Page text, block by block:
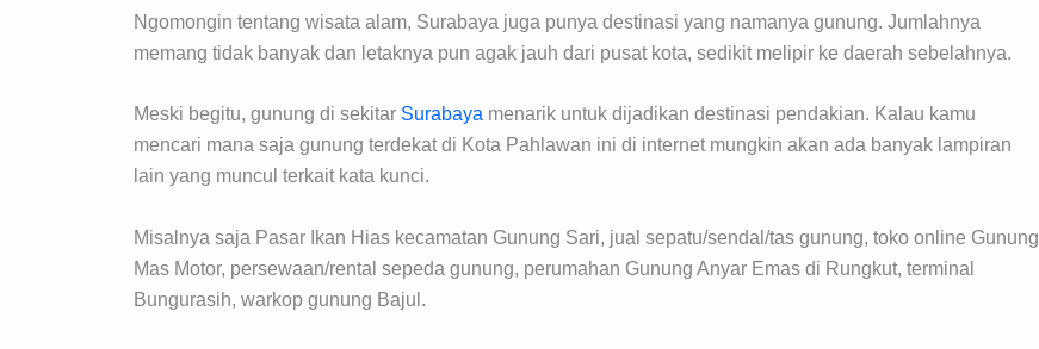
Ngomongin tentang wisata alam, Surabaya juga punya destinasi yang namanya gunung. Jumlahnya
memang tidak banyak dan letaknya pun agak jauh dari pusat kota, sedikit melipir ke daerah sebelahnya.
Meski begitu, gunung di sekitar Surabaya menarik untuk dijadikan destinasi pendakian. Kalau kamu
mencari mana saja gunung terdekat di Kota Pahlawan ini di internet mungkin akan ada banyak lampiran
lain yang muncul terkait kata kunci.
Misalnya saja Pasar Ikan Hias kecamatan Gunung Sari, jual sepatu/sendal/tas gunung, toko online Gunung
Mas Motor, persewaan/rental sepeda gunung, perumahan Gunung Anyar Emas di Rungkut, terminal
Bungurasih, warkop gunung Bajul.